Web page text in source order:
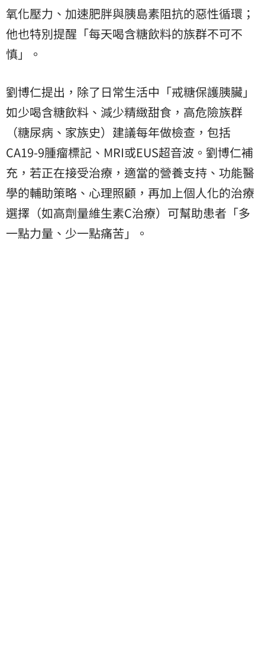
氧化壓力、加速肥胖與胰島素阻抗的惡性循環；
他也特別提醒「每天喝含糖飲料的族群不可不
慎」。
劉博仁提出，除了日常生活中「戒糖保護胰臟」
如少喝含糖飲料、減少精緻甜食，高危險族群
（糖尿病、家族史）建議每年做檢查，包括
CA19-9腫瘤標記、MRI或EUS超音波。劉博仁補
充，若正在接受治療，適當的營養支持、功能醫
學的輔助策略、心理照顧，再加上個人化的治療
選擇（如高劑量維生素C治療）可幫助患者「多
一點力量、少一點痛苦」。